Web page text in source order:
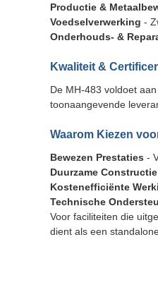
Productie &
Voedselverwerking -
Onderhouds- &
Kwaliteit &
De MH-483 voldoet
toonaangevende
Waarom Kiezen
Bewezen Prestaties -
Duurzame Constructie
Kostenefficiënte
Technische
Voor faciliteiten die
dient als een